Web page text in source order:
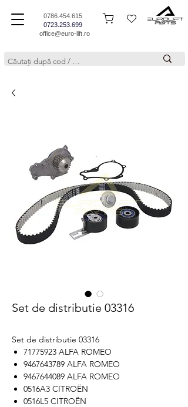
0786.454.615
0723.253.699
office@euro-lift.ro
Set de distributie 03316
Set de distributie 03316
71775923 ALFA ROMEO
9467643789 ALFA ROMEO
9467644089 ALFA ROMEO
0516A3 CITROËN
0516L5 CITROËN